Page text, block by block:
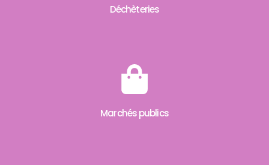
Déchèteries
Marchés publics